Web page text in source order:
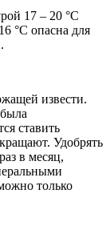
17 – 20 °С
°С опасна для
извести.
ставить
Удобрять
в месяц,
только